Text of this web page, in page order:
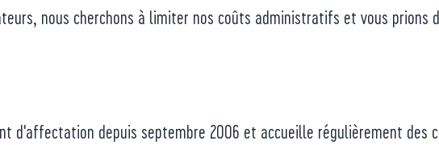
nous cherchons à limiter nos coûts administratifs et vous prions
d'affectation depuis septembre 2006 et accueille régulièrement des